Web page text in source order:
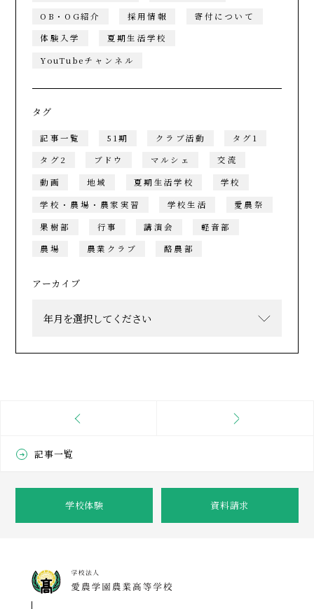
OB・OG紹介
採用情報
寄付について
体験入学
夏期生活学校
YouTubeチャンネル
タグ
記事一覧 51期 クラブ活動
タグ1
タグ2
ブドウ マルシェ
交流
動画
地域 夏期生活学校
学校
学校・農場・農家実習
学校生活
愛農祭
果樹部
行事 講演会
軽音部
農場
農業クラブ 酪農部
アーカイブ
記事一覧
学校体験 資料請求